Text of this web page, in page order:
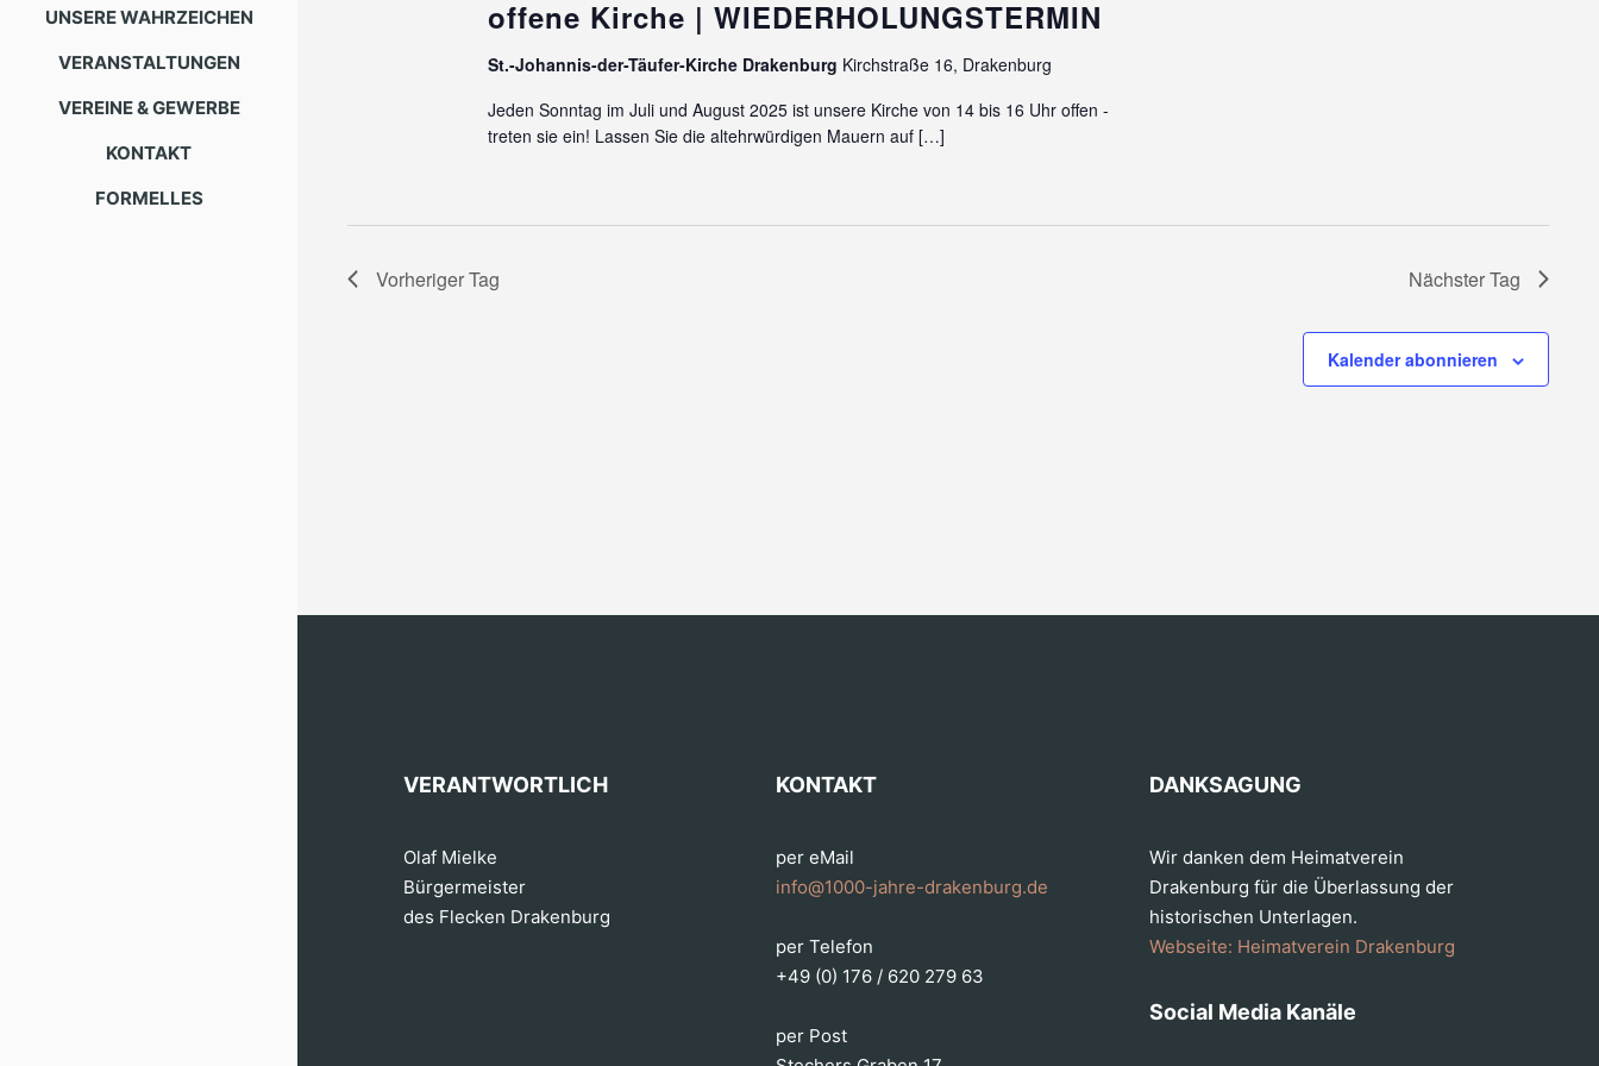
UNSERE WAHRZEICHEN
VERANSTALTUNGEN
VEREINE & GEWERBE
KONTAKT
FORMELLES
2025offene Kirche | WIEDERHOLUNGSTERMIN
St.-Johannis-der-Täufer-Kirche Drakenburg Kirchstraße 16, Drakenburg
Jeden Sonntag im Juli und August 2025 ist unsere Kirche von 14 bis 16 Uhr offen -
treten sie ein! Lassen Sie die altehrwürdigen Mauern auf[…]
Vorheriger Tag Nächster Tag
Kalender abonnieren
VERANTWORTLICH
Olaf Mielke
Bürgermeister
des Flecken Drakenburg
KONTAKT
per eMail
info@1000-jahre-drakenburg.de
per Telefon
+49 (0) 176 / 620 279 63
per Post
DANKSAGUNG
Wir danken dem Heimatverein
Drakenburg für die Überlassung der
historischen Unterlagen.
Webseite: Heimatverein Drakenburg
Social Media Kanäle